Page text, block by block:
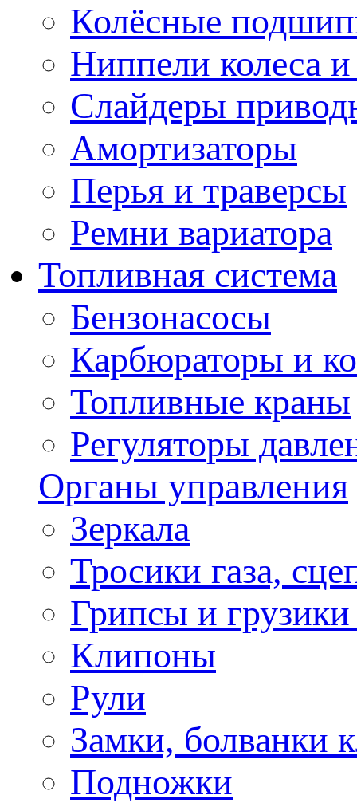
Колёсные
Ниппели колеса
Слайдеры
Амортизаторы
Перья и траверсы
Ремни вариатора
Топливная система
Бензонасосы
Карбюраторы и
Топливные краны
Регуляторы
Органы управления
Зеркала
Тросики газа,
Грипсы и грузики
Клипоны
Рули
Замки, болванки
Подножки